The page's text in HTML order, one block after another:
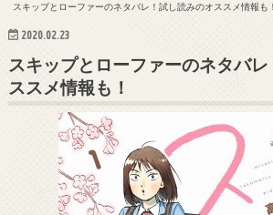
スキップとローファーのネタバレ！試し読みのオススメ情報も！
2020.02.23
スキップとローファーのネタバ
ススメ情報も！